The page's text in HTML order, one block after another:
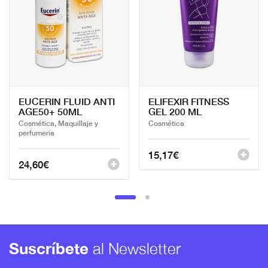
EUCERIN FLUID ANTI
AGE50+ 50ML
Cosmética, Maquillaje y
perfumeria
24,60€
ELIFEXIR FITNESS
GEL 200 ML
Cosmética
15,17€
Suscríbete al Newsletter